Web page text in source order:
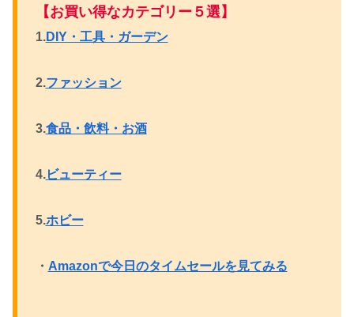
【お買い得なカテゴリー５選】
1.DIY・工具・ガーデン
2.ファッション
3.食品・飲料・お酒
4.ビューティー
5.ホビー
・ Amazonで今日のタイムセールを見てみる